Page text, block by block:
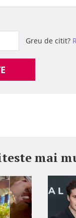
Greu de citit?
mai